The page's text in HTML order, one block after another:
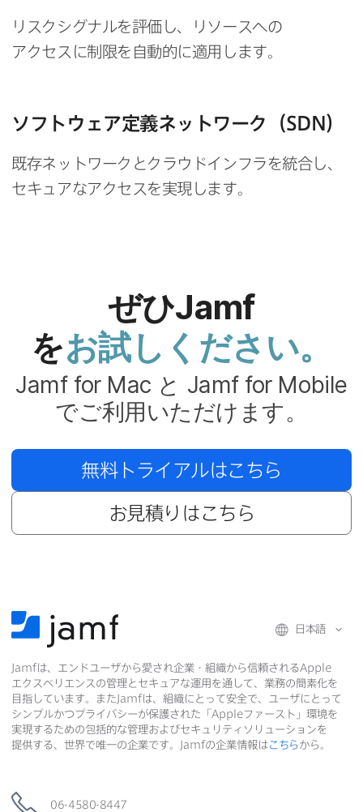
リスクシグナルを​評価し、​リソースへの​
アクセスに​制限を​自動的に​適用します。
ソフトウェア定義ネットワーク​（SDN ）
既存ネットワークと​クラウドインフラを​統合し、​
セキュアな​アクセスを​実現します。
ぜひJamf
をお試しください。
Jamf for Mac と Jamf for Mobile
で​ご利用いただけます。
無料トライアルは​こちら
お見積りは​こちら
日本語
Jamfは、​エンドユーザから​愛され企業・組織から​信頼されるApple
エクスペリエンスの​管理と​セキュアな​運用を​通して、​業務の​簡素化を​
目指しています。​また Jamfは、​組織に​とって​安全で、​ユーザに​とって​
シンプルかつプライバシーが​保護された​「 Appleファースト」環境を​
実現する​ための​包括的な​管理および​セキュリティソリューションを​
提供する、​世界で​唯一の​企業です。
Jamfの​企業情報はこちらから。
06-4580-8447